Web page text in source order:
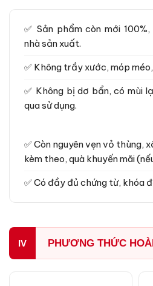
✅ Sản phẩm còn mới
nhà sản xuất.
✅ Không trầy xước, móp
✅ Không bị dơ bẩn, có mùi
qua sử dụng.
✅ Còn nguyên vẹn vỏ thùng,
kèm theo, quà khuyến mãi
✅ Có đầy đủ chứng từ, khóa
IV PHƯƠNG THỨC